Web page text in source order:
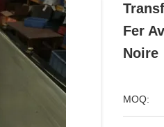
Fer
Noire
MOQ: